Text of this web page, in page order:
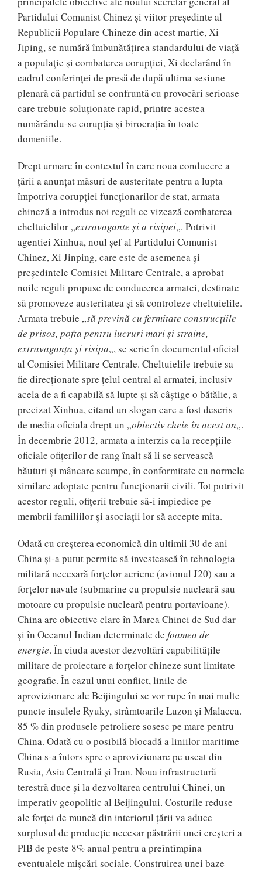
Partidului Comunist Chinez și viitor preşedinte al
Republicii Populare Chineze din acest martie, Xi
Jiping, se numără îmbunătăţirea standardului de viaţă
a populaţie şi combaterea corupţiei, Xi declarând în
cadrul conferinţei de presă de după ultima sesiune
plenară că partidul se confruntă cu provocări serioase
care trebuie soluţionate rapid, printre acestea
numărându-se corupţia şi birocraţia în toate
domeniile.
Drept urmare în contextul în care noua conducere a
țării a anunțat măsuri de austeritate pentru a lupta
împotriva corupției funcționarilor de stat, armata
chineză a introdus noi reguli ce vizează combaterea
cheltuielilor „extravagante și a risipei„. Potrivit
agentiei Xinhua, noul șef al Partidului Comunist
Chinez, Xi Jinping, care este de asemenea și
președintele Comisiei Militare Centrale, a aprobat
noile reguli propuse de conducerea armatei, destinate
să promoveze austeritatea și să controleze cheltuielile.
Armata trebuie „să prevină cu fermitate construcțiile
de prisos, pofta pentru lucruri mari și straine,
extravaganța și risipa„, se scrie în documentul oficial
al Comisiei Militare Centrale. Cheltuielile trebuie sa
fie direcționate spre țelul central al armatei, inclusiv
acela de a fi capabilă să lupte și să câștige o bătălie, a
precizat Xinhua, citand un slogan care a fost descris
de media oficiala drept un „obiectiv cheie în acest an„.
În decembrie 2012, armata a interzis ca la recepțiile
oficiale ofițerilor de rang înalt să li se servească
băuturi și mâncare scumpe, în conformitate cu normele
similare adoptate pentru funcționarii civili. Tot potrivit
acestor reguli, ofițerii trebuie să-i impiedice pe
membrii familiilor și asociații lor să accepte mita.
Odată cu creșterea economică din ultimii 30 de ani
China și-a putut permite să investească în tehnologia
militară necesară forțelor aeriene (avionul J20) sau a
forțelor navale (submarine cu propulsie nucleară sau
motoare cu propulsie nucleară pentru portavioane).
China are obiective clare în Marea Chinei de Sud dar
și în Oceanul Indian determinate de foamea de
energie. În ciuda acestor dezvoltări capabilitățile
militare de proiectare a forțelor chineze sunt limitate
geografic. În cazul unui conflict, linile de
aprovizionare ale Beijingului se vor rupe în mai multe
puncte insulele Ryuky, strâmtoarile Luzon și Malacca.
85 % din produsele petroliere sosesc pe mare pentru
China. Odată cu o posibilă blocadă a liniilor maritime
China s-a întors spre o aprovizionare pe uscat din
Rusia, Asia Centrală și Iran. Noua infrastructură
terestră duce și la dezvoltarea centrului Chinei, un
imperativ geopolitic al Beijingului. Costurile reduse
ale forței de muncă din interiorul țării va aduce
surplusul de producție necesar păstrării unei creșteri a
PIB de peste 8% anual pentru a preîntîmpina
eventualele mișcări sociale. Construirea unei baze